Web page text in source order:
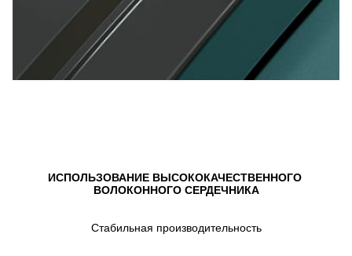
ИСПОЛЬЗОВАНИЕ ВЫСОКОКАЧЕСТВЕННОГО
ВОЛОКОННОГО СЕРДЕЧНИКА
Стабильная производительность